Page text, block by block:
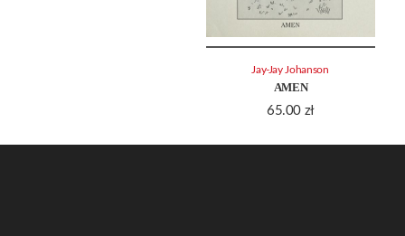
AMEN
65.00 zł
Jay-Jay Johanson